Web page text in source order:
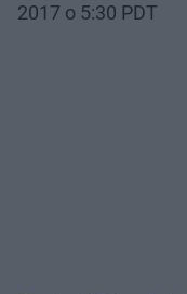
2017 o 5:30 PDT